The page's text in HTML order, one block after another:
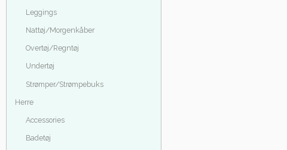
Leggings
Nattøj/Morgenkåber
Overtøj/Regntøj
Undertøj
Strømper/Strømpebuks
Herre
Accessories
Badetøj